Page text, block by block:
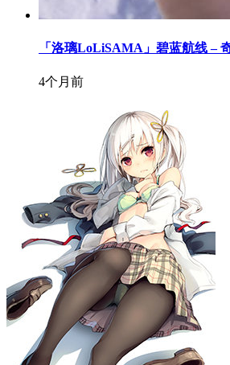
「洛璃LoLiSAMA」碧蓝航线 –
4个月前